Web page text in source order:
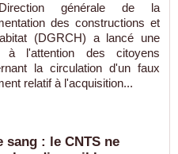
générale de la
des constructions et
(DGRCH) a lancé une
à l'attention des citoyens
la circulation d'un faux
relatif à l'acquisition...
: le CNTS ne